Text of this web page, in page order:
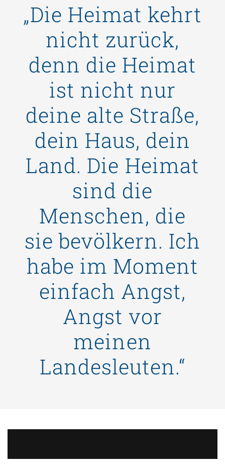
„Die Heimat kehrt
nicht zurück,
denn die Heimat
ist nicht nur
deine alte Straße,
dein Haus, dein
Land. Die Heimat
sind die
Menschen, die
sie bevölkern. Ich
habe im Moment
einfach Angst,
Angst vor
meinen
Landesleuten.“